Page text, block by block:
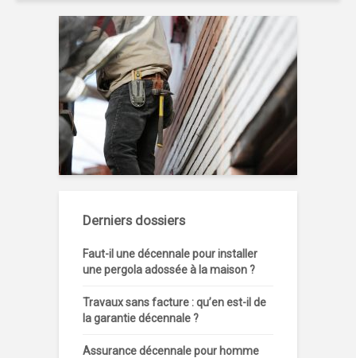
Derniers dossiers
Faut-il une décennale pour installer
une pergola adossée à la maison ?
Travaux sans facture : qu’en est-il de
la garantie décennale ?
Assurance décennale pour homme